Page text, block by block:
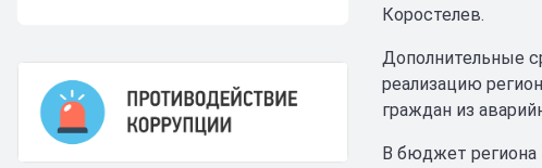
Коростелев.
Дополнительные
реализацию
граждан из
В бюджет региона